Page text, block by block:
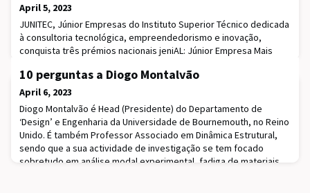
April 5, 2023
JUNITEC, Júnior Empresas do Instituto Superior Técnico dedicada
à consultoria tecnológica, empreendedorismo e inovação,
conquista três prémios nacionais jeniAL: Júnior Empresa Mais
Júnior Empresa do Ano.O evento ocorreu nos passados dias 31
de março, 1 e 2 de abril na Faculdade de Economia da
Universidade do Porto, organizada pela Junior Ent
10 perguntas a Diogo Montalvão
April 6, 2023
Diogo Montalvão é Head (Presidente) do Departamento de
‘Design’ e Engenharia da Universidade de Bournemouth, no Reino
Unido. É também Professor Associado em Dinâmica Estrutural,
sendo que a sua actividade de investigação se tem focado
sobretudo em análise modal experimental, fadiga de materiais